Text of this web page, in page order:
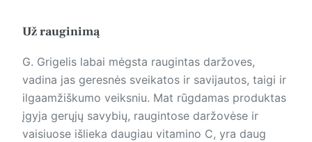
Už rauginimą
G. Grigelis labai mėgsta raugintas daržoves,
vadina jas geresnės sveikatos ir savijautos, taigi ir
ilgaamžiškumo veiksniu. Mat rūgdamas produktas
įgyja gerųjų savybių, raugintose daržovėse ir
vaisiuose išlieka daugiau vitamino C, yra daug